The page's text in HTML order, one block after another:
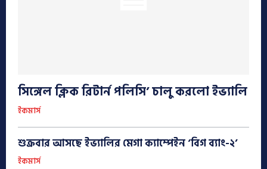
সিঙ্গেল ক্লিক রিটার্ন পলিসি’ চালু করলো ইভ্যালি
ইকমার্স
শুক্রবার আসছে ইভ্যালির মেগা ক্যাম্পেইন ‘বিগ ব্যাং-২’
ইকমার্স